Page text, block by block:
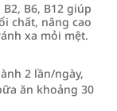
B6, B12 giúp
chất, nâng cao
xa mỏi mệt.
2 lần/ngày,
ăn khoảng 30